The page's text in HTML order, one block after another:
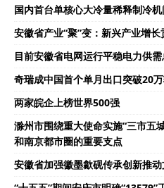
国内首台单核心大冷量稀释制冷
安徽省产业“聚”变：新兴产业增
目前安徽省电网运行平稳电力供
奇瑞成中国首个单月出口突破20
两家皖企上榜世界500强
滁州市围绕重大使命实施“三市
和南京都市圈的重要支点
安徽省加强徽墨歙砚传承创新推